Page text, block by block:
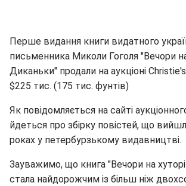
Перше видання книги видатного
письменника Миколи Гоголя "Вечори на
Диканьки" продали на аукціоні
$225 тис. (175 тис. фунтів)
Як повідомляється на сайті
йдеться про збірку повістей, що
роках у петербурзькому видавництві.
Зауважимо, що книга "Вечори на
стала найдорожчим із більш ніж